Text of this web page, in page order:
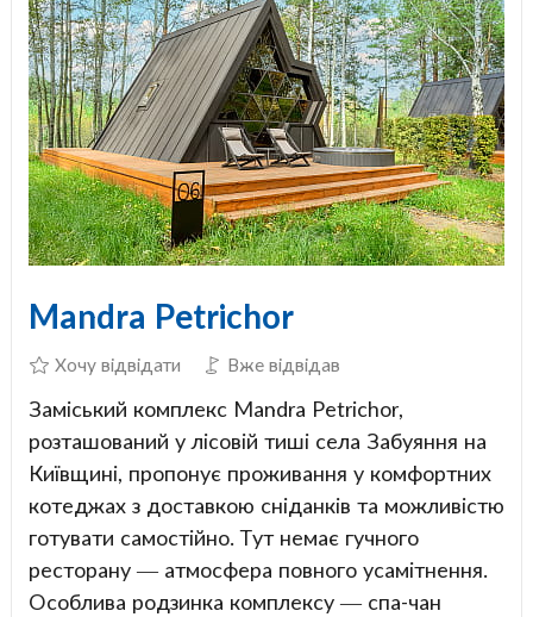
Mandra Petrichor
Хочу відвідати Вже відвідав
Заміський комплекс Mandra Petrichor,
розташований у лісовій тиші села Забуяння на
Київщині, пропонує проживання у комфортних
котеджах з доставкою сніданків та можливістю
готувати самостійно. Тут немає гучного
ресторану — атмосфера повного усамітнення.
Особлива родзинка комплексу — спа-чан